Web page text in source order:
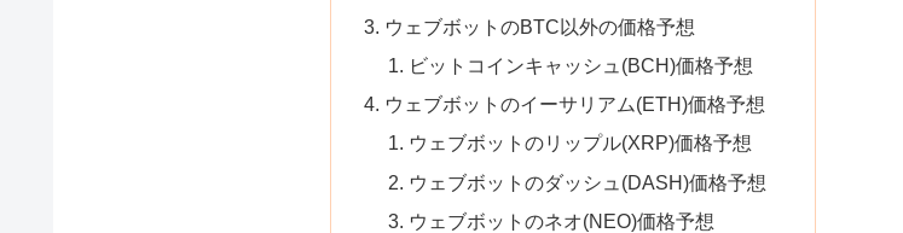
ウェブボットのBTC以外の価格予想
ビットコインキャッシュ(BCH)価格予想
ウェブボットのイーサリアム(ETH)価格予想
ウェブボットのリップル(XRP)価格予想
ウェブボットのダッシュ(DASH)価格予想
ウェブボットのネオ(NEO)価格予想